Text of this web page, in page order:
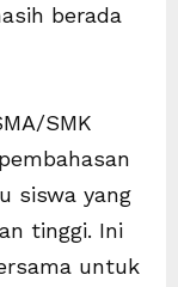
berada
SMK
siswa yang
tinggi. Ini
untuk